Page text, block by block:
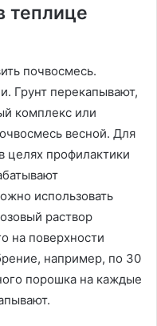
теплице
почвосмесь.
Грунт перекапывают,
комплекс или
весной. Для
целях профилактики
использовать
раствор
на поверхности
например, по 30
порошка на каждые